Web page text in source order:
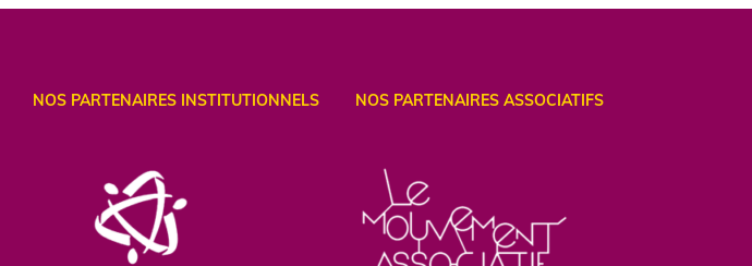
NOS PARTENAIRES INSTITUTIONNELS NOS PARTENAIRES ASSOCIATIFS